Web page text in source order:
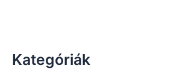
Kategóriák